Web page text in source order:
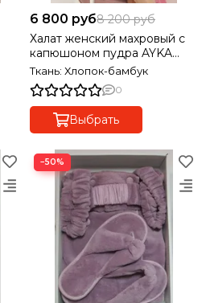
6 800 руб8 200 руб
Халат женский махровый с
капюшоном пудра AYKA
HOME
Ткань: Хлопок-бамбук
0
Выбрать
−50%